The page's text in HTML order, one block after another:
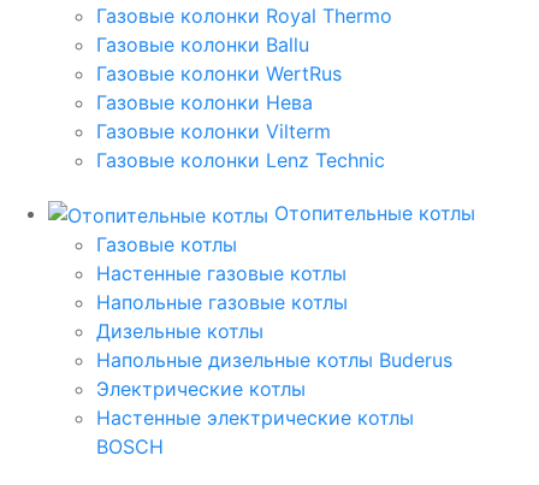
Газовые колонки Royal Thermo
Газовые колонки Ballu
Газовые колонки WertRus
Газовые колонки Нева
Газовые колонки Vilterm
Газовые колонки Lenz Technic
Отопительные котлы
Газовые котлы
Настенные газовые котлы
Напольные газовые котлы
Дизельные котлы
Напольные дизельные котлы Buderus
Электрические котлы
Настенные электрические котлы
BOSCH